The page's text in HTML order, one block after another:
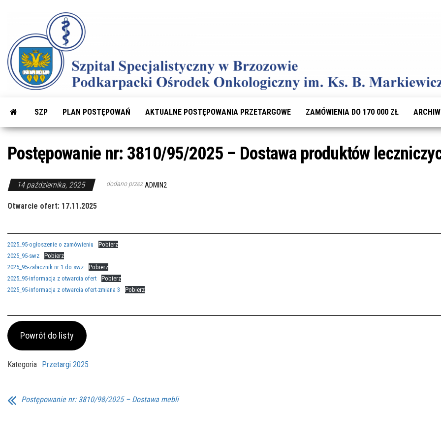
SZP PLAN POSTĘPOWAŃ AKTUALNE POSTĘPOWANIA PRZETARGOWE ZAMÓWIENIA DO 170 000 ZŁ
Postępowanie nr: 3810/95/2025 – Dostawa produktów
14 października, 2025 dodano przez ADMIN2
Otwarcie ofert: 17.11.2025
2025_95-ogłoszenie o zamówieniu
Pobierz
2025_95-swz
Pobierz
2025_95-załacznik nr 1 do swz
Pobierz
2025_95-informacja z otwarcia ofert
Pobierz
2025_95-informacja z otwarcia ofert-zmiana 3
Pobierz
Powrót do listy
Kategoria Przetargi 2025
Postępowanie nr: 3810/98/2025 – Dostawa mebli